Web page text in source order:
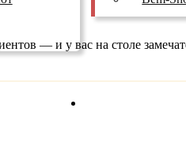
— и у вас на столе